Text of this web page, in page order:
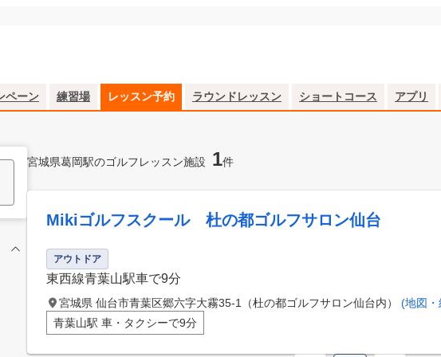
ペーン 練習場 レッスン予約 ラウンドレッスン ショートコース アプリ
宮城県葛岡駅のゴルフレッスン施設 1件
Mikiゴルフスクール 杜の都ゴルフサロン仙台
アウトドア
東西線青葉山駅車で9分
宮城県 仙台市青葉区郷六字大霧35-1（杜の都ゴルフサロン仙台内） (地図・
青葉山駅 車・タクシーで9分